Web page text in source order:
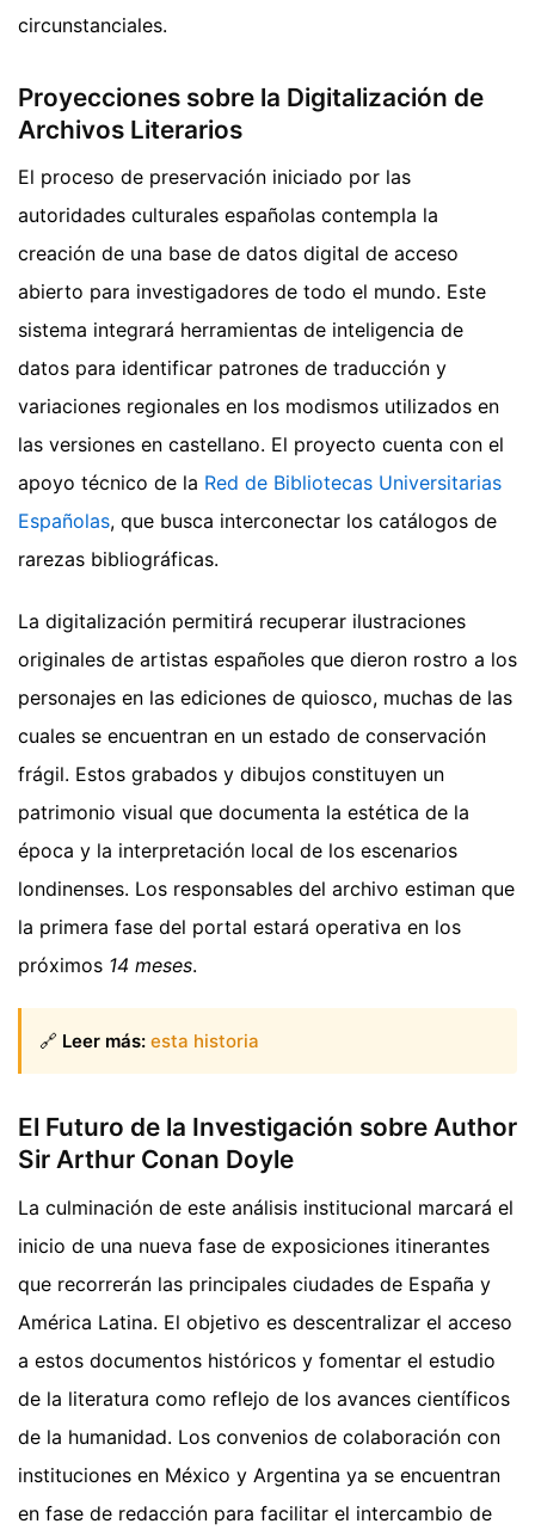
circunstanciales.
Proyecciones sobre la Digitalización de
Archivos Literarios
El proceso de preservación iniciado por las
autoridades culturales españolas contempla la
creación de una base de datos digital de acceso
abierto para investigadores de todo el mundo. Este
sistema integrará herramientas de inteligencia de
datos para identificar patrones de traducción y
variaciones regionales en los modismos utilizados en
las versiones en castellano. El proyecto cuenta con el
apoyo técnico de la Red de Bibliotecas Universitarias
Españolas, que busca interconectar los catálogos de
rarezas bibliográficas.
La digitalización permitirá recuperar ilustraciones
originales de artistas españoles que dieron rostro a los
personajes en las ediciones de quiosco, muchas de las
cuales se encuentran en un estado de conservación
frágil. Estos grabados y dibujos constituyen un
patrimonio visual que documenta la estética de la
época y la interpretación local de los escenarios
londinenses. Los responsables del archivo estiman que
la primera fase del portal estará operativa en los
próximos 14 meses.
🔗 Leer más: esta historia
El Futuro de la Investigación sobre Author
Sir Arthur Conan Doyle
La culminación de este análisis institucional marcará el
inicio de una nueva fase de exposiciones itinerantes
que recorrerán las principales ciudades de España y
América Latina. El objetivo es descentralizar el acceso
a estos documentos históricos y fomentar el estudio
de la literatura como reflejo de los avances científicos
de la humanidad. Los convenios de colaboración con
instituciones en México y Argentina ya se encuentran
en fase de redacción para facilitar el intercambio de